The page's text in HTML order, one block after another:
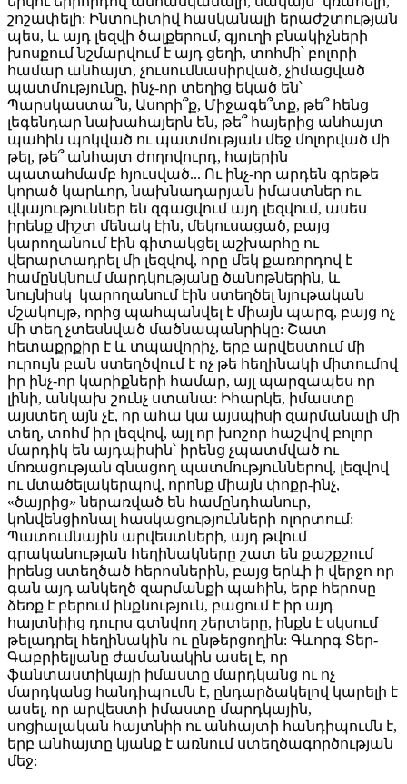
շոշափելի: Ինտուիտիվ հասկանալի երաժշտության
պես, և այդ լեզվի ծալքերում, գյուղի բնակիչների
խոսքում նշմարվում է այդ ցեղի, տոհմի՝ բոլորի
համար անհայտ, չուսումնասիրված, չիմացված
պատմությունը, ինչ-որ տեղից եկած են՝
Պարսկաստա՞ն, Ասորի՞ք, Միջագե՞տք, թե՞ հենց
լեգենդար նախահայերն են, թե՞ հայերից անհայտ
պահին պոկված ու պատմության մեջ մոլորված մի
թել, թե՞ անհայտ ժողովուրդ, հայերին
պատահմամբ հյուսված... Ու ինչ-որ արդեն գրեթե
կորած կարևոր, նախնադարյան իմաստներ ու
վկայություններ են զգացվում այդ լեզվում, ասես
իրենք միշտ մենակ էին, մեկուսացած, բայց
կարողանում էին գիտակցել աշխարհը ու
վերարտադրել մի լեզվով, որը մեկ քառորդով է
համընկնում մարդկությանը ծանոթներին, և
նույնիսկ կարողանում էին ստեղծել նյութական
մշակույթ, որից պահպանվել է միայն պարզ, բայց ոչ
մի տեղ չտեսնված մածնապանրիկը: Շատ
հետաքրքիր է և տպավորիչ, երբ արվեստում մի
ուրույն բան ստեղծվում է ոչ թե հեղինակի միտումով
իր ինչ-որ կարիքների համար, այլ պարզապես որ
լինի, անկախ շունչ ստանա: Իհարկե, իմաստը
այստեղ այն չէ, որ ահա կա այսպիսի զարմանալի մի
տեղ, տոհմ իր լեզվով, այլ որ խոշոր հաշվով բոլոր
մարդիկ են այդպիսին՝ իրենց չպատմված ու
մոռացության գնացող պատմություններով, լեզվով
ու մտածելակերպով, որոնք միայն փոքր-ինչ,
«ծայրից» ներառված են համընդհանուր,
կոնվենցիոնալ հասկացությունների ոլորտում:
Պատումնային արվեստների, այդ թվում
գրականության հեղինակները շատ են քաշքշում
իրենց ստեղծած հերոսներին, բայց երևի ի վերջո որ
գան այդ անկեղծ զարմանքի պահին, երբ հերոսը
ձեռք է բերում ինքնություն, բացում է իր այդ
հայտնիից դուրս գտնվող շերտերը, ինքն է սկսում
թելադրել հեղինակին ու ընթերցողին: Գևորգ Տեր-
Գաբրիելյանը ժամանակին ասել է, որ
ֆանտաստիկայի իմաստը մարդկանց ու ոչ
մարդկանց հանդիպումն է, ընդարձակելով կարելի է
ասել, որ արվեստի իմաստը մարդկային,
սոցիալական հայտնիի ու անհայտի հանդիպումն է,
երբ անհայտը կյանք է առնում ստեղծագործության
մեջ: